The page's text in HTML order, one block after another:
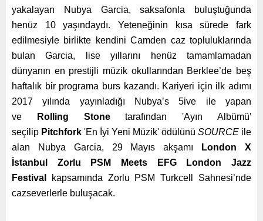
yakalayan Nubya Garcia, saksafonla buluştuğunda
henüz 10 yaşındaydı. Yeteneğinin kısa sürede fark
edilmesiyle birlikte kendini Camden caz topluluklarında
bulan Garcia, lise yıllarını henüz tamamlamadan
dünyanın en prestijli müzik okullarından Berklee’de beş
haftalık bir programa burs kazandı. Kariyeri için ilk adımı
2017 yılında yayınladığı Nubya’s 5ive ile yapan
ve
Rolling Stonetarafından 'Ayın Albümü'
seçilip Pitchfork 'En İyi Yeni Müzik' ödülünü SOURCE ile
alan Nubya Garcia, 29 Mayıs akşamı
London X
İstanbul
Zorlu PSM Meets EFG London Jazz
Festival
kapsamında Zorlu PSM Turkcell Sahnesi’nde
cazseverlerle buluşacak.